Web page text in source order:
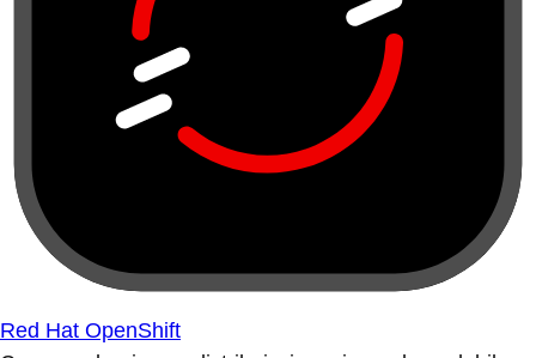
Red Hat OpenShift